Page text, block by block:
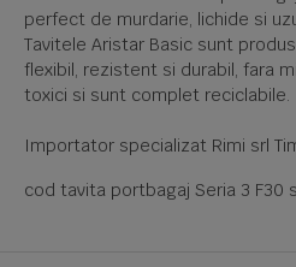
perfect de murdarie, lichide si
Tavitele Aristar Basic sunt
flexibil, rezistent si durabil, fara
toxici si sunt complet reciclabile.
Importator specializat Rimi srl
cod tavita portbagaj Seria 3 F30